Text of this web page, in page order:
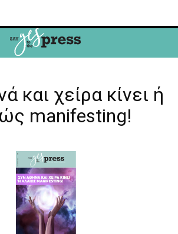
και χείρα κίνει ή
manifesting!